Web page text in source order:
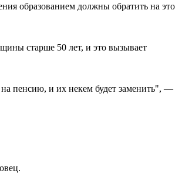
образованием должны обратить на это
старше 50 лет, и это вызывает
на пенсию, и их некем будет заменить", —